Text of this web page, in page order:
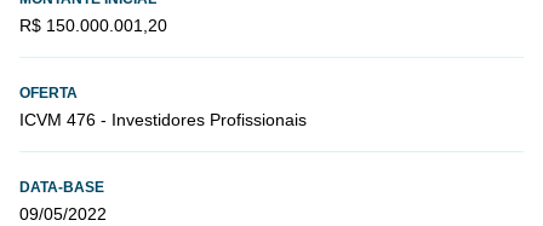
R$ 150.000.001,20
OFERTA
ICVM 476 - Investidores Profissionais
DATA-BASE
09/05/2022